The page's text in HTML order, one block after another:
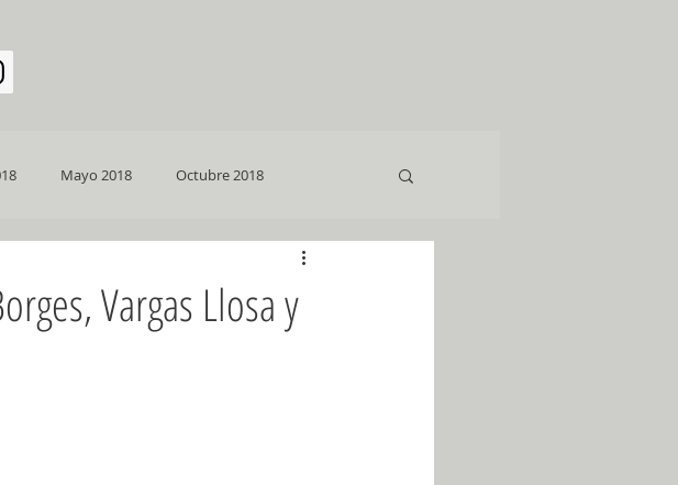
Mayo 2018 Octubre 2018
Vargas Llosa y